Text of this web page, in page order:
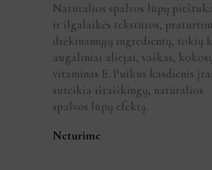
Natūralios spalvos lūpų
ir ilgalaikės tekstūros,
drėkinamųjų ingredientų, tokių
augaliniai aliejai, vaškas,
vitaminas E. Puikus kasdienis
suteikia išraiškingų, natūralios
spalvos lūpų efektą.
Neturime